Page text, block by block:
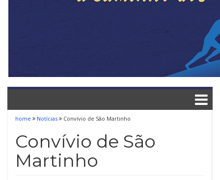
home Notícias Convívio de São Martinho
Convívio de São
Martinho